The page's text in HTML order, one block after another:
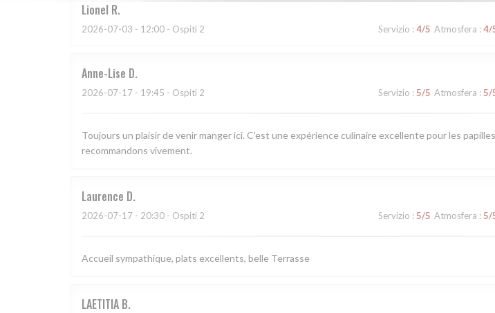
Lionel R
2026-07-03 - 12:00 - Ospiti 2 Servizio : 4/5 Atmosfera : 4/
Anne-Lise D
2026-07-17 - 19:45 - Ospiti 2 Servizio : 5/5 Atmosfera : 5/
Toujours un plaisir de venir manger ici. C’est une expérience culinaire excellente pour les
recommandons vivement.
Laurence D
2026-07-17 - 20:30 - Ospiti 2 Servizio : 5/5 Atmosfera : 5/
Accueil sympathique, plats excellents, belle Terrasse
LAETITIA B